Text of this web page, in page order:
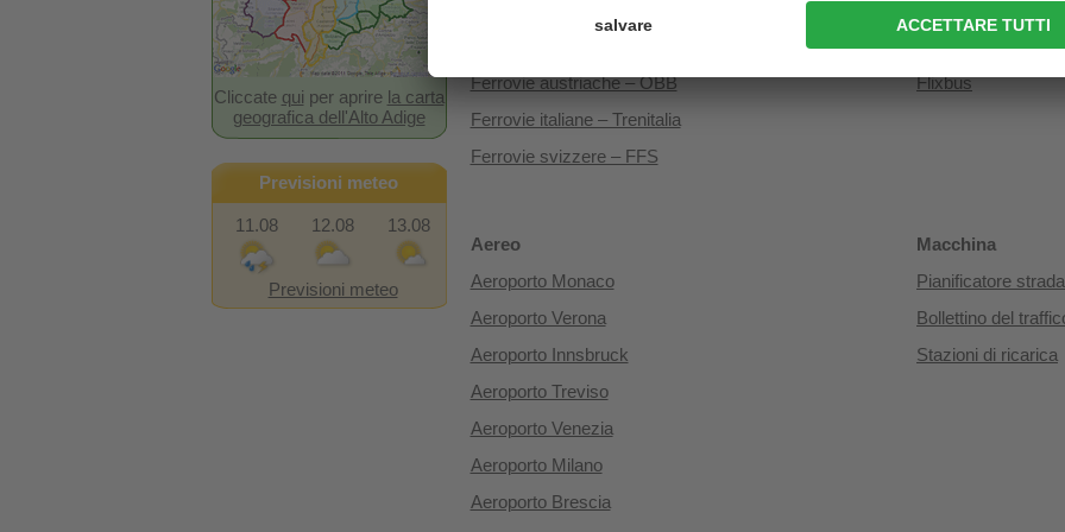
Cliccate qui per aprire la carta
geografica dell'Alto Adige
Previsioni meteo
11.08 12.08 13.08
Previsioni meteo
Ferrovie austriache – ÖBB
Ferrovie italiane – Trenitalia
Ferrovie svizzere – FFS
Servizio pullman
Flixbus
Aereo
Aeroporto Monaco
Aeroporto Verona
Aeroporto Innsbruck
Aeroporto Treviso
Aeroporto Venezia
Aeroporto Milano
Aeroporto Brescia
Macchina
Pianificatore
Bollettino del
Stazioni di ricarica